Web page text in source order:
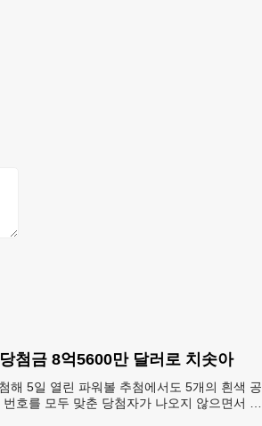
첨금 8억5600만 달러로 치솟아
해 5일 열린 파워볼 추첨에서도 5개의 흰색 공
호를 모두 맞춘 당첨자가 나오지 않으면서 행